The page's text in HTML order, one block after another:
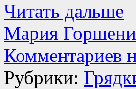
Читать дальше
Мария
Комментариев
Рубрики: